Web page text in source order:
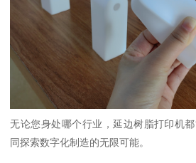
无论您身处哪个行业，延边树脂打印机
同探索数字化制造的无限可能。